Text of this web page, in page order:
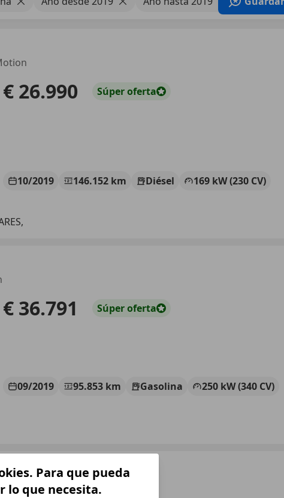
€ 26.990 Súperoferta
10/2019 146.152 km Diésel
169 kW (230 CV)
€ 36.791 Súperoferta
09/2019 95.853 km Gasolina
250 kW (340 CV)
Para que pueda
lo que necesita.